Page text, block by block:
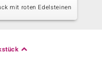
mit roten Edelsteinen